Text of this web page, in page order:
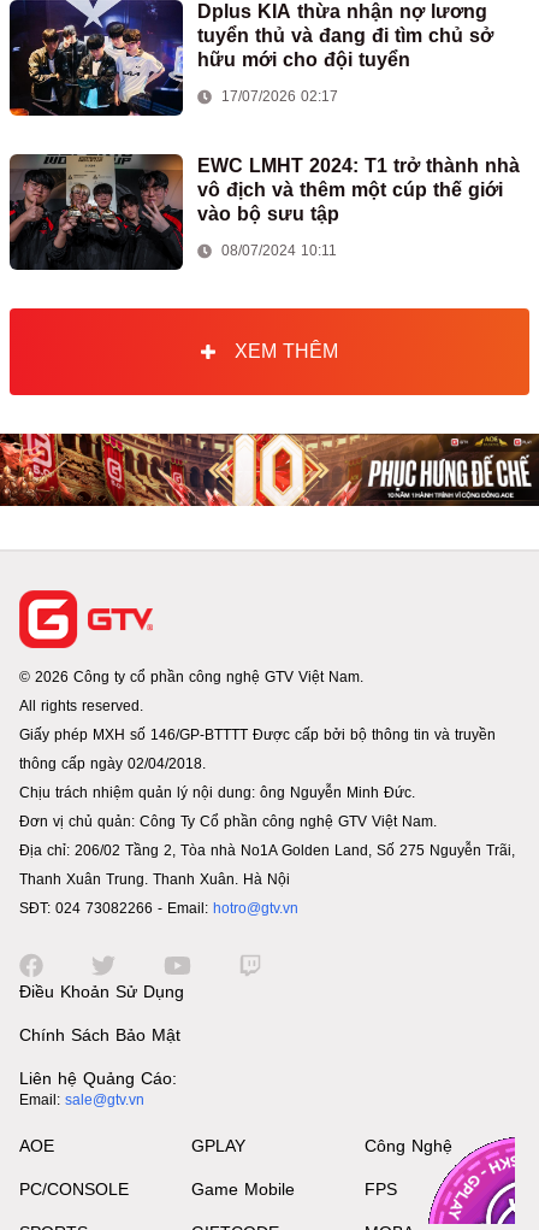
Dplus KIA thừa nhận nợ lương
tuyển thủ và đang đi tìm chủ sở
hữu mới cho đội tuyển
17/07/2026 02:17
EWC LMHT 2024: T1 trở thành nhà
vô địch và thêm một cúp thế giới
vào bộ sưu tập
08/07/2024 10:11
XEM THÊM
© 2026 Công ty cổ phần công nghệ GTV Việt Nam.
All rights reserved.
Giấy phép MXH số 146/GP-BTTTT Được cấp bởi bộ thông tin và truyền
thông cấp ngày 02/04/2018.
Chịu trách nhiệm quản lý nội dung: ông Nguyễn Minh Đức.
Đơn vị chủ quản: Công Ty Cổ phần công nghệ GTV Việt Nam.
Địa chỉ: 206/02 Tầng 2, Tòa nhà No1A Golden Land, Số 275 Nguyễn Trãi,
Thanh Xuân Trung. Thanh Xuân. Hà Nội
SĐT: 024 73082266 - Email: hotro@gtv.vn
Điều Khoản Sử Dụng
Chính Sách Bảo Mật
Liên hệ Quảng Cáo:
Email: sale@gtv.vn
AOE
PC/CONSOLE
GPLAY
Game Mobile
Công Nghệ
FPS